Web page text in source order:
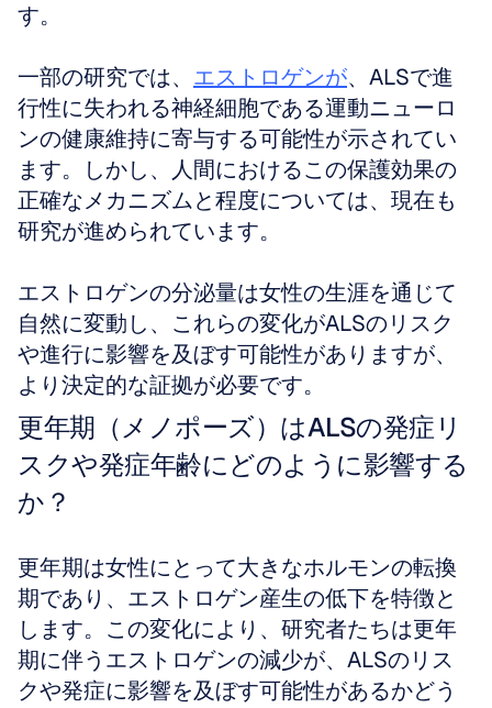
す。
一部の研究では、 エストロゲンが、ALSで進
行性に失われる神経細胞である運動ニューロ
ンの健康維持に寄与する可能性が示されてい
ます。しかし、人間におけるこの保護効果の
正確なメカニズムと程度については、現在も
研究が進められています。
エストロゲンの分泌量は女性の生涯を通じて
自然に変動し、これらの変化がALSのリスク
や進行に影響を及ぼす可能性がありますが、
より決定的な証拠が必要です。
更年期（メノポーズ）はALSの発症リ
スクや発症年齢にどのように影響する
か？
更年期は女性にとって大きなホルモンの転換
期であり、エストロゲン産生の低下を特徴と
します。この変化により、研究者たちは更年
期に伴うエストロゲンの減少が、ALSのリス
クや発症に影響を及ぼす可能性があるかどう